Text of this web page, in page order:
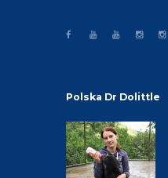
Polska Dr Dolittle